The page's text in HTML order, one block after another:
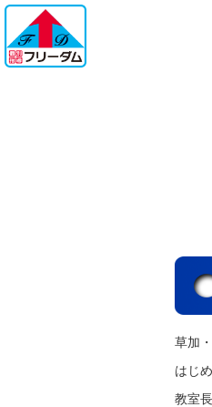
草加
はじ
教室